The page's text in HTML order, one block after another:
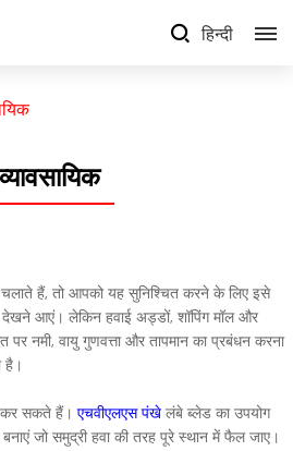
हिन्दी
हैं, तो आपको यह सुनिश्चित करने के लिए इसे
देखने आएं। लेकिन हवाई अड्डों, शॉपिंग मॉल और
नमी, वायु गुणवत्ता और तापमान का प्रबंधन करना
सकते हैं। एचवीएलएस पंखेलंबे ब्लेड का उपयोग
जो समुद्री हवा की तरह पूरे स्थान में फैल जाए।